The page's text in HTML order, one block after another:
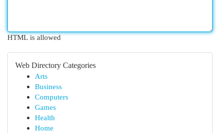
HTML is allowed
Web Directory Categories
Arts
Business
Computers
Games
Health
Home